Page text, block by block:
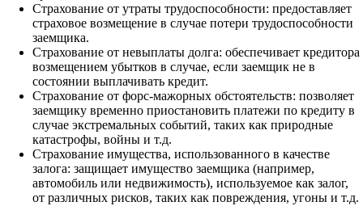
Страхование от утраты трудоспособности: предоставляет
страховое возмещение в случае потери трудоспособности
заемщика.
Страхование от невыплаты долга: обеспечивает кредитора
возмещением убытков в случае, если заемщик не в
состоянии выплачивать кредит.
Страхование от форс-мажорных обстоятельств: позволяет
заемщику временно приостановить платежи по кредиту в
случае экстремальных событий, таких как природные
катастрофы, войны и т.д.
Страхование имущества, использованного в качестве
залога: защищает имущество заемщика (например,
автомобиль или недвижимость), используемое как залог,
от различных рисков, таких как повреждения, угоны и т.д.